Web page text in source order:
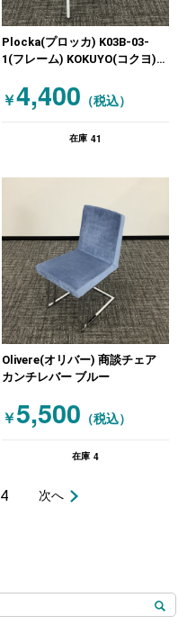
Plocka(プロッカ) K03B-03-
1(フレーム) KOKUYO(コクヨ)
ア レッド
￥4,400 （税込）
在庫 41
Olivere(オリバー) 商談チェア
カンチレバー ブルー
￥5,500 （税込）
在庫 4
4 次へ